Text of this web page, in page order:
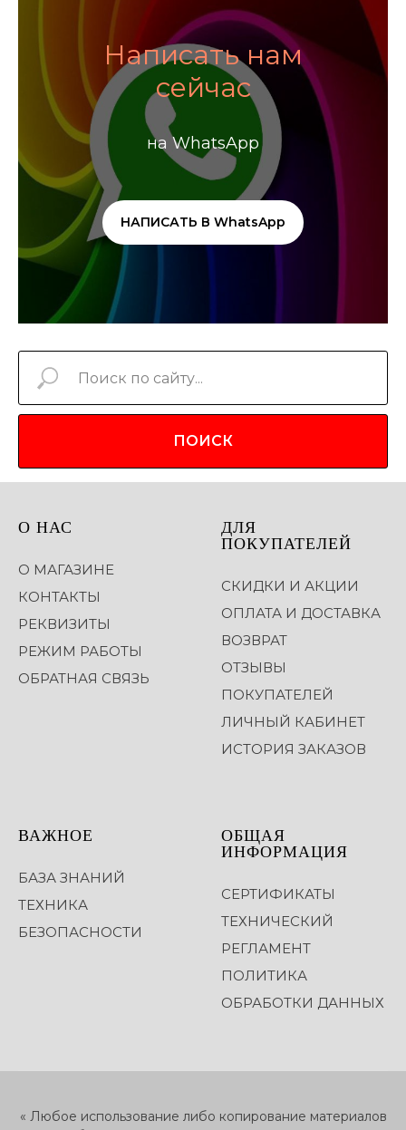
Написать нам
сейчас
на WhatsApp
НАПИСАТЬ В WhatsApp
ПОИСК
О НАС
О МАГАЗИНЕ
КОНТАКТЫ
РЕКВИЗИТЫ
РЕЖИМ РАБОТЫ
ОБРАТНАЯ СВЯЗЬ
ДЛЯ
ПОКУПАТЕЛЕЙ
СКИДКИ И АКЦИИ
ОПЛАТА И ДОСТАВКА
ВОЗВРАТ
ОТЗЫВЫ
ПОКУПАТЕЛЕЙ
ЛИЧНЫЙ КАБИНЕТ
ИСТОРИЯ ЗАКАЗОВ
ВАЖНОЕ
БАЗА ЗНАНИЙ
ТЕХНИКА
БЕЗОПАСНОСТИ
ОБЩАЯ
ИНФОРМАЦИЯ
СЕРТИФИКАТЫ
ТЕХНИЧЕСКИЙ
РЕГЛАМЕНТ
ПОЛИТИКА
ОБРАБОТКИ ДАННЫХ
« Любое использование либо копирование материалов